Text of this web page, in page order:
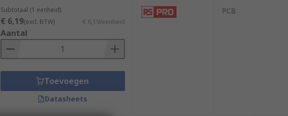
Subtotaal (1 eenheid)
€ 6,19(excl. BTW) € 6,19/eenheid
Aantal
Toevoegen
Datasheets
PCB